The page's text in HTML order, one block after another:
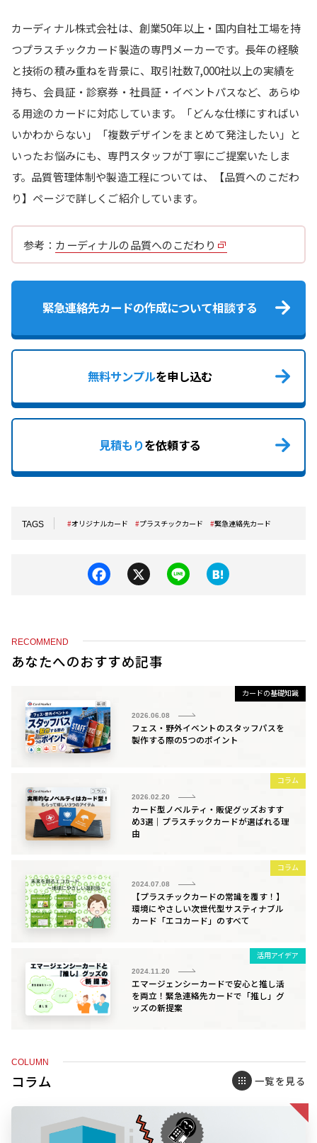
カーディナル株式会社は、創業50年以上・国内自社工場を持
つプラスチックカード製造の専門メーカーです。長年の経験
と技術の積み重ねを背景に、取引社数7,000社以上の実績を
持ち、会員証・診察券・社員証・イベントパスなど、あらゆ
る用途のカードに対応しています。「どんな仕様にすればい
いかわからない」「複数デザインをまとめて発注したい」と
いったお悩みにも、専門スタッフが丁寧にご提案いたしま
す。品質管理体制や製造工程については、【品質へのこだわ
り】ページで詳しくご紹介しています。
参考： カーディナルの品質へのこだわり
緊急連絡先カードの作成について相談する
無料サンプルを申し込む
見積もりを依頼する
TAGS オリジナルカード プラスチックカード 緊急連絡先カード
e
b
Li
n
RECOMMEND
あなたへのおすすめ記事
2026.06.08
フェス・野外イベントのスタッフパスを
製作する際の5つのポイント
カードの基礎知識
2026.02.20
カード型ノベルティ・販促グッズおすす
め3選｜プラスチックカードが選ばれる理
由
コラム
2024.07.08
【プラスチックカードの常識を覆す！】
環境にやさしい次世代型サスティナブル
カード「エコカード」のすべて
コラム
2024.11.20
エマージェンシーカードで安心と推し活
を両立！緊急連絡先カードで「推し」グ
ッズの新提案
活用アイデア
COLUMN
コラム 一覧を見る